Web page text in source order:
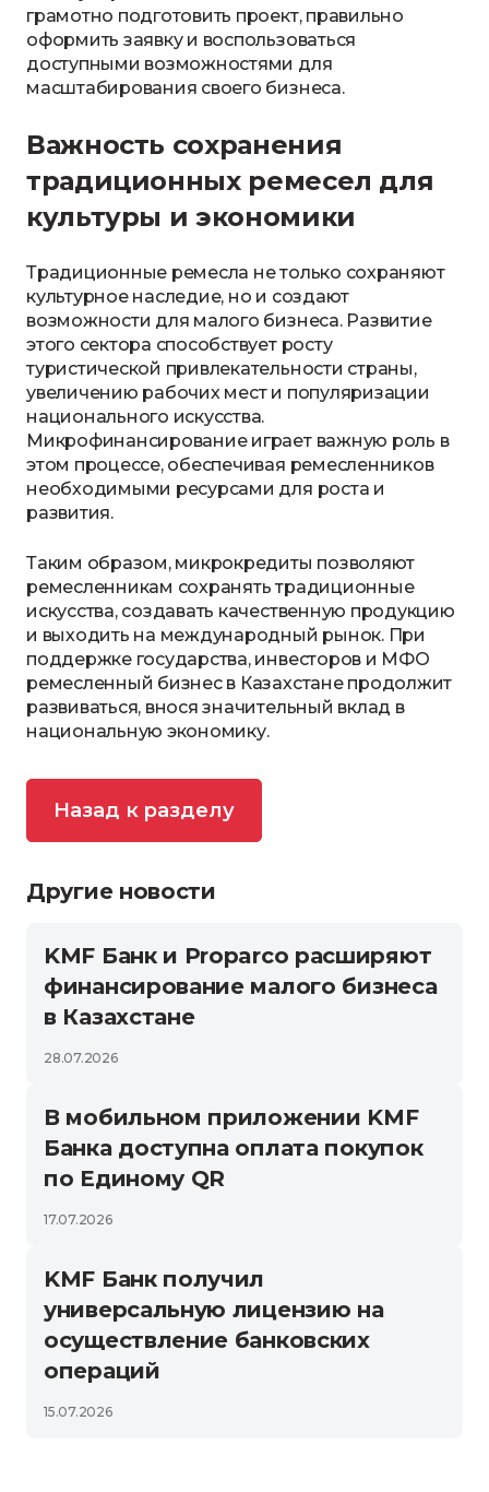
грамотно подготовить проект, правильно
оформить заявку и воспользоваться
доступными возможностями для
масштабирования своего бизнеса.
Важность сохранения
традиционных ремесел для
культуры и экономики
Традиционные ремесла не только сохраняют
культурное наследие, но и создают
возможности для малого бизнеса. Развитие
этого сектора способствует росту
туристической привлекательности страны,
увеличению рабочих мест и популяризации
национального искусства.
Микрофинансирование играет важную роль в
этом процессе, обеспечивая ремесленников
необходимыми ресурсами для роста и
развития.
Таким образом, микрокредиты позволяют
ремесленникам сохранять традиционные
искусства, создавать качественную продукцию
и выходить на международный рынок. При
поддержке государства, инвесторов и МФО
ремесленный бизнес в Казахстане продолжит
развиваться, внося значительный вклад в
национальную экономику.
Назад к разделу
Другие новости
KMF Банк и Proparco расширяют
финансирование малого бизнеса
в Казахстане
28.07.2026
В мобильном приложении KMF
Банка доступна оплата покупок
по Единому QR
17.07.2026
KMF Банк получил
универсальную лицензию на
осуществление банковских
операций
15.07.2026